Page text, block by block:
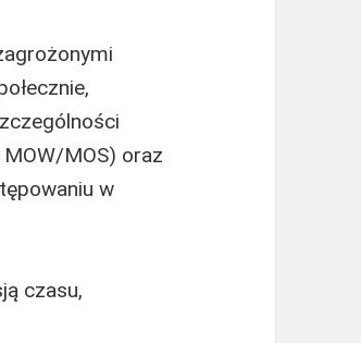
MOS) oraz
w
czasu,